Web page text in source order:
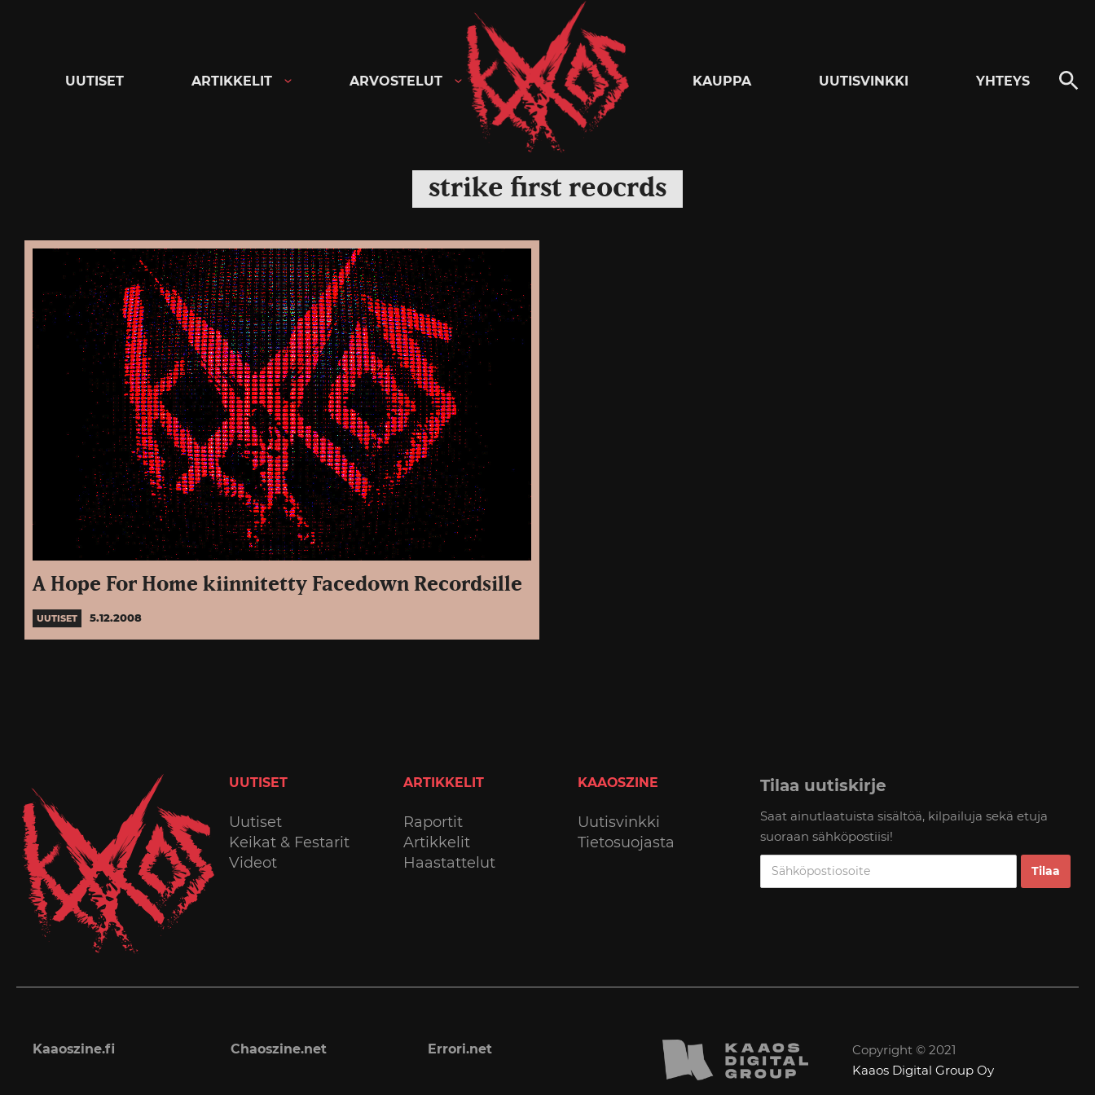
Kaaoszine
UUTISET ARTIKKELIT ARVOSTELUT KAUPPA UUTISVINKKI YHTEYS
strike first reocrds
A Hope For Home kiinnitetty Facedown Recordsille
UUTISET 5.12.2008
UUTISET
Uutiset
Keikat & Festarit
Videot
ARTIKKELIT
Raportit
Artikkelit
Haastattelut
KAAOSZINE
Uutisvinkki
Tietosuojasta
Tilaa uutiskirje
Saat ainutlaatuista sisältöä, kilpailuja sekä etuja
suoraan sähköpostiisi!
Kaaoszine.fi Chaoszine.net Errori.net
Copyright © 2021
Kaaos Digital Group Oy